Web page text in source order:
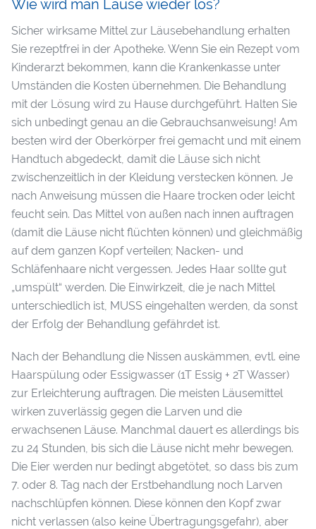
Wie wird man Läuse wieder los?
Sicher wirksame Mittel zur Läusebehandlung erhalten
Sie rezeptfrei in der Apotheke. Wenn Sie ein Rezept vom
Kinderarzt bekommen, kann die Krankenkasse unter
Umständen die Kosten übernehmen. Die Behandlung
mit der Lösung wird zu Hause durchgeführt. Halten Sie
sich unbedingt genau an die Gebrauchsanweisung! Am
besten wird der Oberkörper frei gemacht und mit einem
Handtuch abgedeckt, damit die Läuse sich nicht
zwischenzeitlich in der Kleidung verstecken können. Je
nach Anweisung müssen die Haare trocken oder leicht
feucht sein. Das Mittel von außen nach innen auftragen
(damit die Läuse nicht flüchten können) und gleichmäßig
auf dem ganzen Kopf verteilen; Nacken- und
Schläfenhaare nicht vergessen. Jedes Haar sollte gut
„umspült“ werden. Die Einwirkzeit, die je nach Mittel
unterschiedlich ist, MUSS eingehalten werden, da sonst
der Erfolg der Behandlung gefährdet ist.
Nach der Behandlung die Nissen auskämmen, evtl. eine
Haarspülung oder Essigwasser (1T Essig + 2T Wasser)
zur Erleichterung auftragen. Die meisten Läusemittel
wirken zuverlässig gegen die Larven und die
erwachsenen Läuse. Manchmal dauert es allerdings bis
zu 24 Stunden, bis sich die Läuse nicht mehr bewegen.
Die Eier werden nur bedingt abgetötet, so dass bis zum
7. oder 8. Tag nach der Erstbehandlung noch Larven
nachschlüpfen können. Diese können den Kopf zwar
nicht verlassen (also keine Übertragungsgefahr), aber